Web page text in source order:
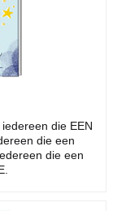
die EEN
die een
die een